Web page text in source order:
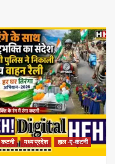
कटनी मध्य प्रदेश हाल -ए-कटनी